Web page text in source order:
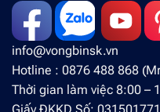
info@vongbinsk.vn
Hotline : 0876 488 868
Thời gian làm việc 8:00 –